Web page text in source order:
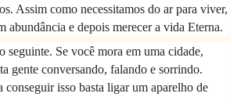
Assim como necessitamos do ar para viver,
abundância e depois merecer a vida Eterna.
seguinte. Se você mora em uma cidade,
gente conversando, falando e sorrindo.
conseguir isso basta ligar um aparelho de